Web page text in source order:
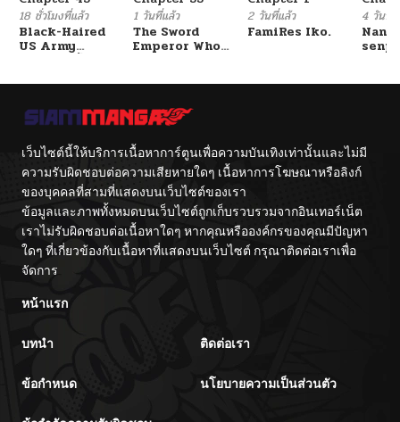
18 ชั่วโมงที่แล้ว
Black-Haired
US Army
General ย้อนเวลา
1 วันที่แล้ว
The Sword
Emperor Who
จักรพรรดิเทพดาบ
2 วันที่แล้ว
FamiRes Iko.
4 วันที่
เว็บไซต์นี้ให้บริการเนื้อหาการ์ตูนเพื่อความบันเทิงเท่านั้นและไม่มี
ความรับผิดชอบต่อความเสียหายใดๆ เนื้อหาการโฆษณาหรือลิงก์
ของบุคคลที่สามที่แสดงบนเว็บไซต์ของเรา
ข้อมูลและภาพทั้งหมดบนเว็บไซต์ถูกเก็บรวบรวมจากอินเทอร์เน็ต
เราไม่รับผิดชอบต่อเนื้อหาใดๆ หากคุณหรือองค์กรของคุณมีปัญหา
ใดๆ ที่เกี่ยวข้องกับเนื้อหาที่แสดงบนเว็บไซต์ กรุณาติดต่อเราเพื่อ
จัดการ
หน้าแรก
บทนำ ติดต่อเรา
ข้อกำหนด นโยบายความเป็นส่วนตัว